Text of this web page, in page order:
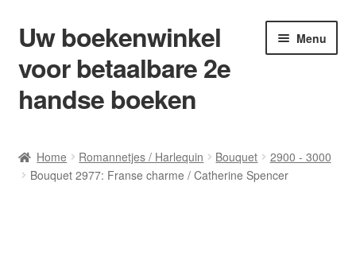
Ga
door
naar
navigatie
Ga
naar
de
inhoud
Uw boekenwinkel
voor betaalbare 2e
handse boeken
Menu
Afrekenen
Home Romannetjes / Harlequin Bouquet
2900 - 3000
Bouquet 2977: Franse charme / Catherine Spencer